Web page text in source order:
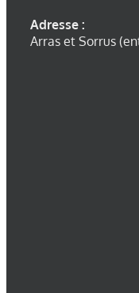
Adresse :
Arras et Sorrus